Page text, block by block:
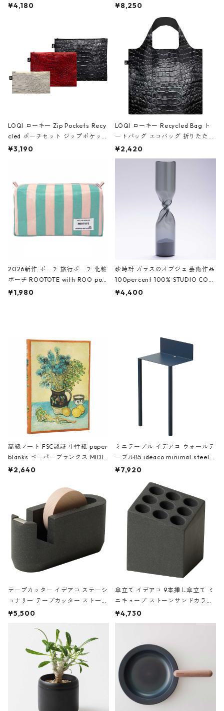
ミエ-B ショルダーバッグ グロスピ
¥4,180
ボストンバッグ ショルダーバッグ
Black ジャン=ミッシェル・バスキ
ア/クラウン ブラック
¥8,250
LOQI ローキー Zip Pockets Recy
cled ポーチセット ジップポケット
ファスナーポーチ 撥水加工 トラベ
ーガンディー、オフホワイト
¥3,190
LOQI ローキー Recycled Bag ト
ートバッグ エコバッグ 折りたたみ
大きめ 撥水加工 収納ポーチ CRO
CODILE/Black クロコダイル/ブラ
¥2,420
2026新作 ポーチ 旅行ポーチ 化粧
ポーチ ROOTOTE with ROO pou
ch 3532 ルートート WR.ポーチ.ラ
¥1,980
砂時計 ガラスのオブジェ 芸術作品
100percent 100% STUDIO COH
AKU Timeless 100パーセント ス
¥4,400
高級ノート FSC認証 中性紙 paper
blanks ペーパーブランクス MIDI
ハードカバー 罫線 ヴァン・ゴッホ
¥2,640
ミニテーブル イデアコ ウォールテ
ーブルB5 ideaco minimal steel f
urniture WALL Table B5 ネイビー
¥7,920
テープカッター イデアコ ステーシ
ョナリー テープカッター ストーン
サンドカラー 石調 ideaco Station
¥5,500
傘立て イデアコ 9本挿し傘立て ミ
ニキューブ ストーンサンドカラー
石調 ideaco Umbrella Stand CUB
E ストーンサンドブラック
¥4,730